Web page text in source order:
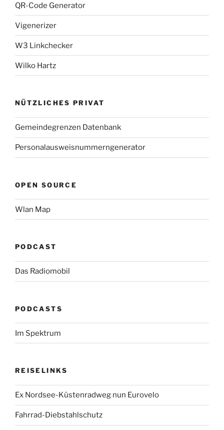
QR-Code Generator
Vigenerizer
W3 Linkchecker
Wilko Hartz
NÜTZLICHES PRIVAT
Gemeindegrenzen Datenbank
Personalausweisnummerngenerator
OPEN SOURCE
Wlan Map
PODCAST
Das Radiomobil
PODCASTS
Im Spektrum
REISELINKS
Ex Nordsee-Küstenradweg nun Eurovelo
Fahrrad-Diebstahlschutz